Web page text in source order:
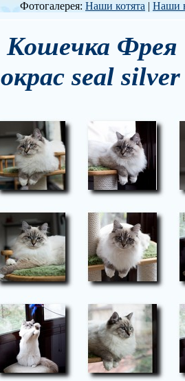
Фотогалерея: Наши котята | Наши
Кошечка Фрея
окрас seal